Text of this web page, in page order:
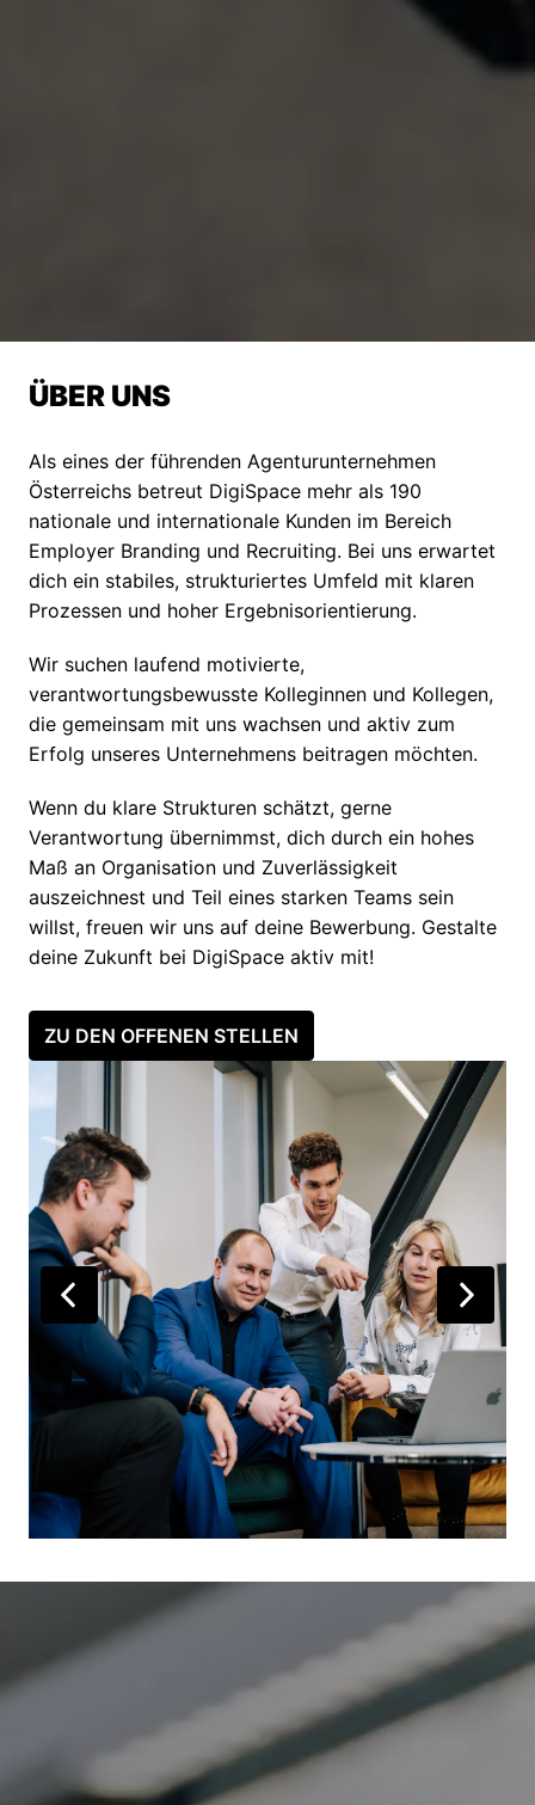
ÜBER UNS
Als eines der führenden Agenturunternehmen
Österreichs betreut DigiSpace mehr als 190
nationale und internationale Kunden im Bereich
Employer Branding und Recruiting. Bei uns erwartet
dich ein stabiles, strukturiertes Umfeld mit klaren
Prozessen und hoher Ergebnisorientierung.
Wir suchen laufend motivierte,
verantwortungsbewusste Kolleginnen und Kollegen,
die gemeinsam mit uns wachsen und aktiv zum
Erfolg unseres Unternehmens beitragen möchten.
Wenn du klare Strukturen schätzt, gerne
Verantwortung übernimmst, dich durch ein hohes
Maß an Organisation und Zuverlässigkeit
auszeichnest und Teil eines starken Teams sein
willst, freuen wir uns auf deine Bewerbung. Gestalte
deine Zukunft bei DigiSpace aktiv mit!
ZU DEN OFFENEN STELLEN